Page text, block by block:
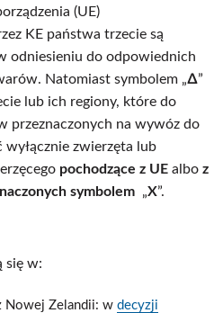
(UE)
KE państwa trzecie są
odniesieniu do odpowiednich
Natomiast symbolem „∆”
lub ich regiony, które do
przeznaczonych na wywóz do
wyłącznie zwierzęta lub
pochodzące z UE albo z
symbolem „X”.
się w:
Nowej Zelandii: w decyzji